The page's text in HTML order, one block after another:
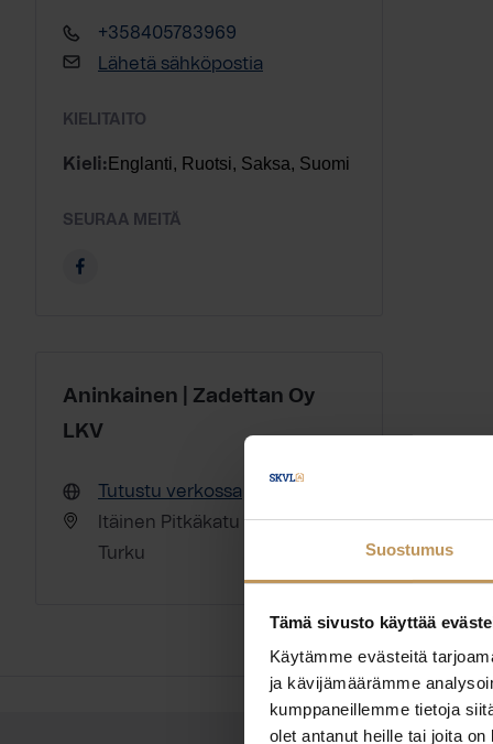
Suostumus
Tämä sivusto käyttää
Käytämme evästeitä
ja kävijämäärämme
kumppaneillemme tietoja
olet antanut heille tai joita
+358405783969
Lähetä sähköpostia
KIELITAITO
Kieli: Englanti, Ruotsi, Saksa, Suomi
SEURAA MEITÄ
Aninkainen | Zadettan Oy
LKV
Tutustu verkossa
Itäinen Pitkäkatu 28 20700
Turku